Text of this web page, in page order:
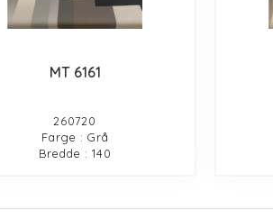
MT 6161
260720
Farge : Grå
Bredde : 140